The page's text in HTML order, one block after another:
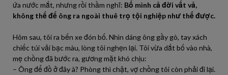
ứa nước mắt, nhưng rồi thầm nghĩ: Bố mình cả đời vất vả,
không thể để ông ra ngoài thuê trọ tội nghiệp như thế được.
Hôm sau, tôi ra bến xe đón bố. Nhìn dáng ông gầy gò, tay xách
chiếc túi vải bạc màu, lòng tôi nghẹn lại. Tôi vừa dắt bố vào nhà,
mẹ chồng đã bước ra, gương mặt khó chịu:
– Ông để đồ ở đây à? Phòng thì chật, vợ chồng tôi còn phải đi lại.